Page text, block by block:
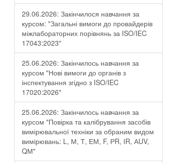
29.06.2026: Закінчилося навчання за
курсом: "Загальні вимоги до провайдерів
міжлабораторних порівнянь за ISO/IEC
17043:2023"
25.06.2026: Закінчилось навчання за
курсом "Нові вимоги до органів з
інспектування згідно з ISO/IEC
17020:2026"
25.06.2026: Закінчилось навчання за
курсом "Повірка та калібрування засобів
вимірювальної техніки за обраним видом
вимірювань: L, М, Т, ЕМ, F, РR, ІR, АUV,
QМ"